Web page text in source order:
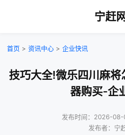
宁赶网
首页 > 资讯中心 > 企业快讯
技巧大全!微乐四川麻将
器购买-企
发布时间：2026-08-
发布者：宁